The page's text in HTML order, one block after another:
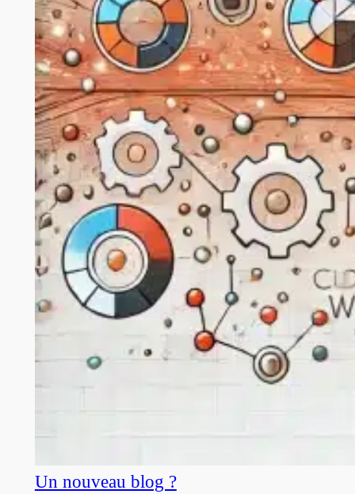
Un nouveau blog ?